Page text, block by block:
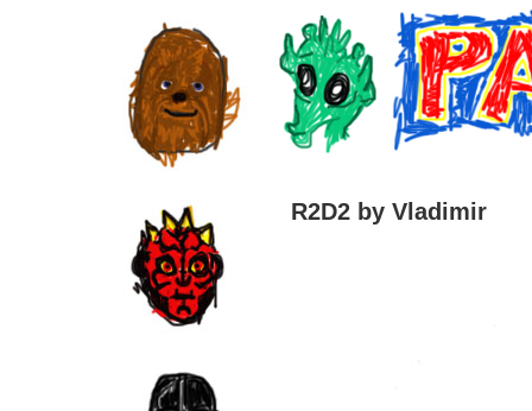
R2D2 by Vladimir